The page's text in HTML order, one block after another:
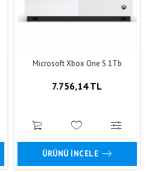
Microsoft Xbox One S 1Tb
7.756,14 TL
ÜRÜNÜ İNCELE